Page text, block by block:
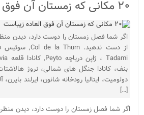
۲۰ مکانی که زمستان آن فوق العاده زیباست
اگر شما فصل زمستان را دوست دارد، دیدن
بنف، کانادا جنگل های شمالی، نروژ
[…]
اگر شما فصل زمستان را دوست دارد، دیدن